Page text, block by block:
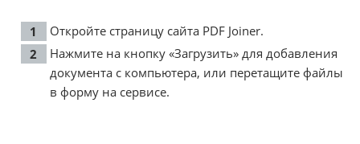
Откройте страницу сайта PDF Joiner.
Нажмите на кнопку «Загрузить» для добавления
документа с компьютера, или перетащите файлы
в форму на сервисе.